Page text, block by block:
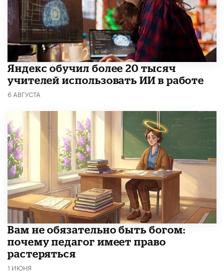
​Яндекс обучил более 20 тысяч
учителей использовать ИИ в работе
6 АВГУСТА
​Вам не обязательно быть богом:
почему педагог имеет право
растеряться
1 ИЮНЯ